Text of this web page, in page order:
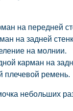
на передней
на задней
на молнии.
карман на
плечевой ремень.
небольших